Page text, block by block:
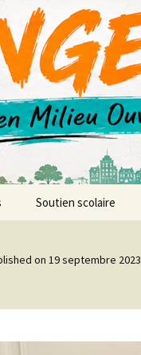
Soutien scolaire
on 19 septembre 2023